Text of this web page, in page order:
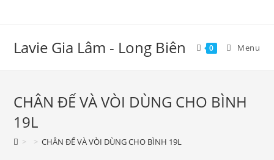
Lavie Gia Lâm - Long Biên 0 Menu
CHÂN ĐẾ VÀ VÒI DÙNG CHO BÌNH
19L
> > CHÂN ĐẾ VÀ VÒI DÙNG CHO BÌNH 19L